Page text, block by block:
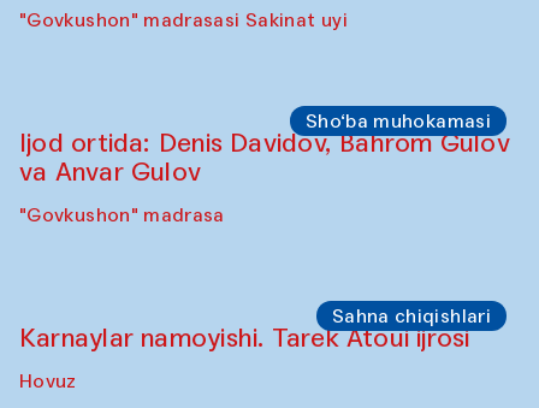
"Govkushon" madrasasi Sakinat uyi
Sho‘ba muhokamasi
Ijod ortida: Denis Davidov, Bahrom Gulov
va Anvar Gulov
"Govkushon" madrasa
Sahna chiqishlari
Karnaylar namoyishi. Tarek Atoui ijrosi
Hovuz